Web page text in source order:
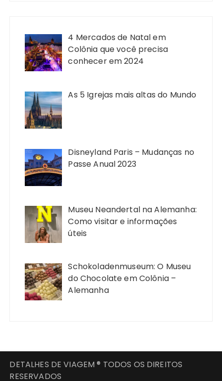
4 Mercados de Natal em
Colônia que você precisa
conhecer em 2024
As 5 Igrejas mais altas do Mundo
Disneyland Paris – Mudanças no
Passe Anual 2023
Museu Neandertal na Alemanha:
Como visitar e informações
úteis
Schokoladenmuseum: O Museu
do Chocolate em Colônia –
Alemanha
DETALHES DE VIAGEM ® TODOS OS DIREITOS
RESERVADOS